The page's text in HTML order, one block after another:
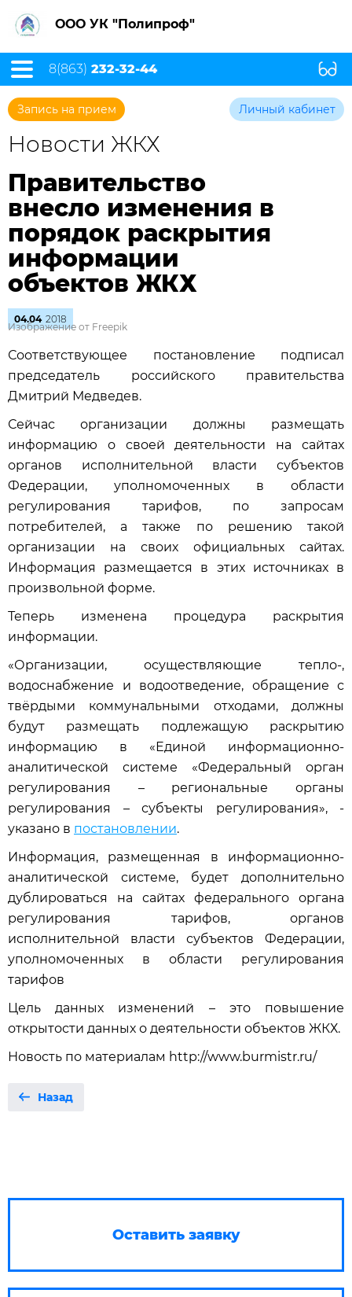
ООО УК "Полипроф"
8(863) 232-32-44
Запись на прием Личный кабинет
Новости ЖКХ
Правительство
внесло изменения в
порядок раскрытия
информации
объектов ЖКХ
04.04 2018
Изображение от Freepik
Соответствующее постановление подписал
председатель российского правительства
Дмитрий Медведев.
Сейчас организации должны размещать
информацию о своей деятельности на сайтах
органов исполнительной власти субъектов
Федерации, уполномоченных в области
регулирования тарифов, по запросам
потребителей, а также по решению такой
организации на своих официальных сайтах.
Информация размещается в этих источниках в
произвольной форме.
Теперь изменена процедура раскрытия
информации.
«Организации, осуществляющие тепло-,
водоснабжение и водоотведение, обращение с
твёрдыми коммунальными отходами, должны
будут размещать подлежащую раскрытию
информацию в «Единой информационно-
аналитической системе «Федеральный орган
регулирования – региональные органы
регулирования – субъекты регулирования», -
указано в постановлении.
Информация, размещенная в информационно-
аналитической системе, будет дополнительно
дублироваться на сайтах федерального органа
регулирования тарифов, органов
исполнительной власти субъектов Федерации,
уполномоченных в области регулирования
тарифов
Цель данных изменений – это повышение
открытости данных о деятельности объектов ЖКХ.
Новость по материалам http://www.burmistr.ru/
Назад
Оставить заявку